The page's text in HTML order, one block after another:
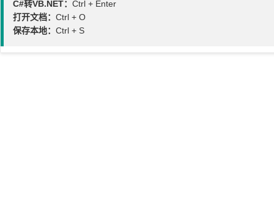
C#转VB.NET： Ctrl + Enter
打开文档： Ctrl + O
保存本地： Ctrl + S